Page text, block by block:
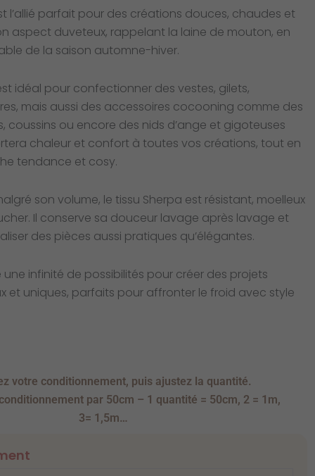
à
57,50 €
l’allié parfait pour des créations douces, chaudes et
aspect duveteux, rappelant la laine de mouton, en
de la saison automne-hiver.
idéal pour confectionner des vestes, gilets,
mais aussi des accessoires cocooning comme des
coussins ou encore des nids d’ange et gigoteuses
chaleur et confort à toutes vos créations, tout en
tendance et cosy.
son volume, le tissu Sherpa est résistant, moelleux
Il conserve sa douceur lavage après lavage et
des pièces aussi pratiques qu’élégantes.
infinité de possibilités pour créer des projets
et uniques, parfaits pour affronter le froid avec style
votre conditionnement, puis ajustez la quantité.
par 50cm – 1 quantité = 50cm, 2 = 1m,
3= 1,5m…